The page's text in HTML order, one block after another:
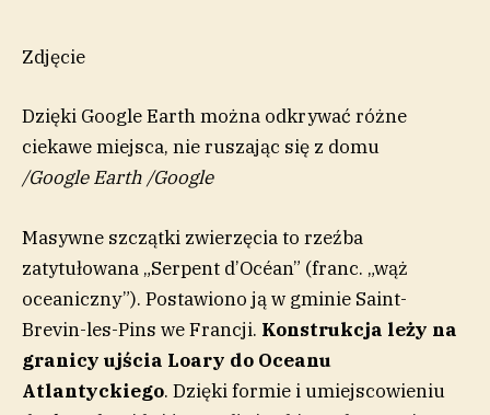
Zdjęcie
Dzięki Google Earth można odkrywać różne
ciekawe miejsca, nie ruszając się z domu
/Google Earth /Google
Masywne szczątki zwierzęcia to rzeźba
zatytułowana „Serpent d’Océan” (franc. „wąż
oceaniczny”). Postawiono ją w gminie Saint-
Brevin-les-Pins we Francji. Konstrukcja leży na
granicy ujścia Loary do Oceanu
Atlantyckiego. Dzięki formie i umiejscowieniu